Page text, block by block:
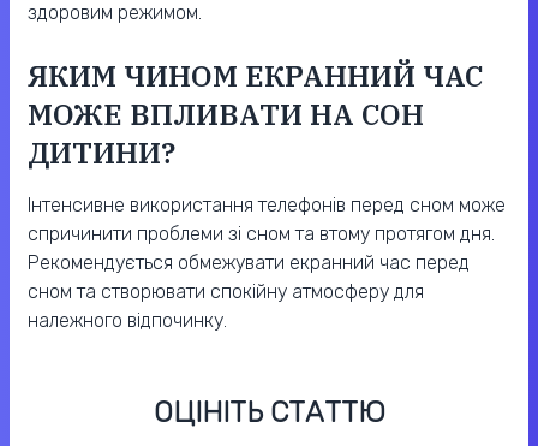
здоровим режимом.
ЯКИМ ЧИНОМ ЕКРАННИЙ ЧАС
МОЖЕ ВПЛИВАТИ НА СОН
ДИТИНИ?
Інтенсивне використання телефонів перед сном може
спричинити проблеми зі сном та втому протягом дня.
Рекомендується обмежувати екранний час перед
сном та створювати спокійну атмосферу для
належного відпочинку.
ОЦІНІТЬ СТАТТЮ